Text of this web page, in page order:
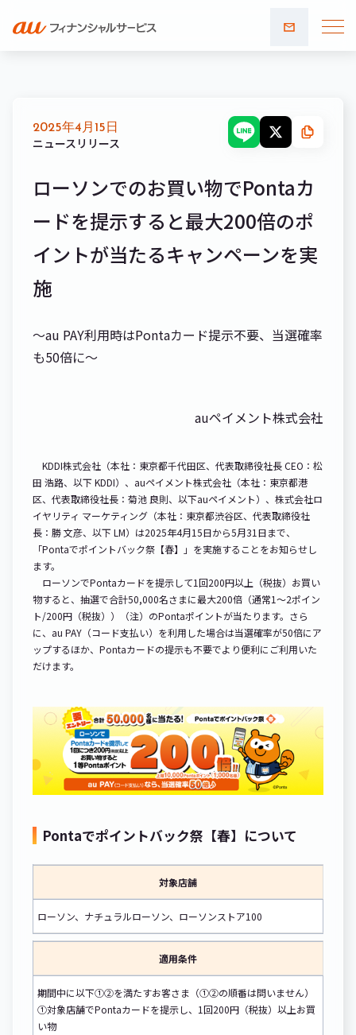
合わせ
2025年4月15日
ニュースリリース
ローソンでのお買い物でPontaカ
ードを提示すると最大200倍のポ
イントが当たるキャンペーンを実
施
～au PAY利用時はPontaカード提示不要、当選確率
も50倍に～
auペイメント株式会社
KDDI株式会社（本社：東京都千代田区、代表取締役社長 CEO：松
田 浩路、以下 KDDI）、auペイメント株式会社（本社：東京都港
区、代表取締役社長：菊池 良則、以下auペイメント）、株式会社ロ
イヤリティ マーケティング（本社：東京都渋谷区、代表取締役社
長：勝 文彦、以下 LM）は2025年4月15日から5月31日まで、
「Pontaでポイントバック祭【春】」を実施することをお知らせし
ます。
ローソンでPontaカードを提示して1回200円以上（税抜）お買い
物すると、抽選で合計50,000名さまに最大200倍（通常1～2ポイン
ト/200円（税抜））（注）のPontaポイントが当たります。さら
に、au PAY（コード支払い）を利用した場合は当選確率が50倍にア
ップするほか、Pontaカードの提示も不要でより便利にご利用いた
だけます。
Pontaでポイントバック祭【春】について
対象店舗
ローソン、ナチュラルローソン、ローソンストア100
適用条件
期間中に以下①②を満たすお客さま（①②の順番は問いません）
①対象店舗でPontaカードを提示し、1回200円（税抜）以上お買
い物